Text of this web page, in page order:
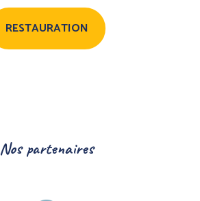
RESTAURATION
Nos partenaires